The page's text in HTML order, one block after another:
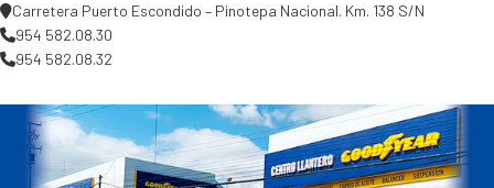
Carretera Puerto Escondido – Pinotepa Nacional. Km. 138 S/N
954 582.08.30
954 582.08.32